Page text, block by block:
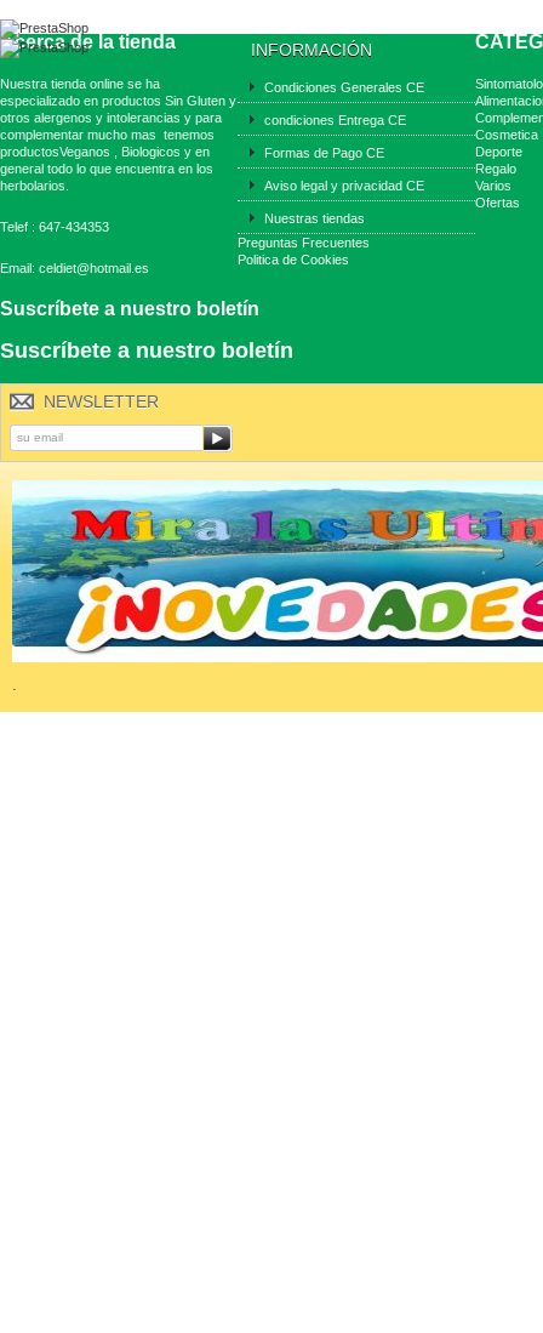
Acerca de la tienda
Nuestra tienda online se ha
especializado en productos Sin Gluten y
otros alergenos y intolerancias y para
complementar mucho mas tenemos
productosVeganos , Biologicos y en
general todo lo que encuentra en los
herbolarios.
Telef : 647-434353
Email: celdiet@hotmail.es
INFORMACIÓN
Condiciones Generales CE
condiciones Entrega CE
Formas de Pago CE
Aviso legal y privacidad CE
Nuestras tiendas
Preguntas Frecuentes
Politica de Cookies
Cosmetica
Deporte
Regalo
Varios
Ofertas
Suscríbete a nuestro boletín
Suscríbete a nuestro boletín
NEWSLETTER